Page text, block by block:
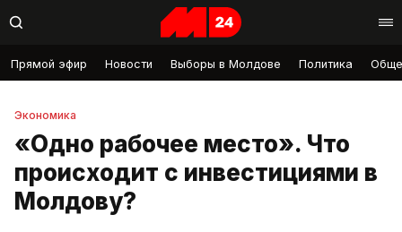
Прямой эфир Новости Выборы в Молдове Политика
Экономика
«Одно рабочее место». Что
происходит с инвестициями в
Молдову?